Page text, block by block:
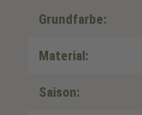
Grundfarbe:
Material:
Saison: